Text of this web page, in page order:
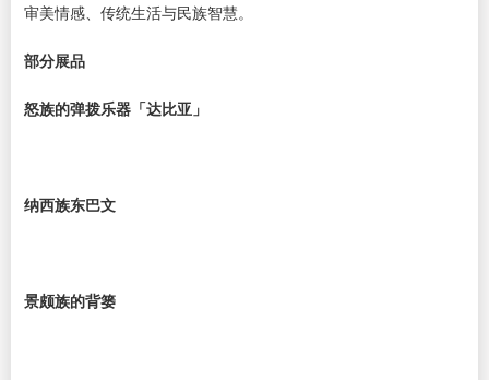
审美情感、传统生活与民族智慧。
部分展品
怒族的弹拨乐器「达比亚」
纳西族东巴文
景颇族的背篓